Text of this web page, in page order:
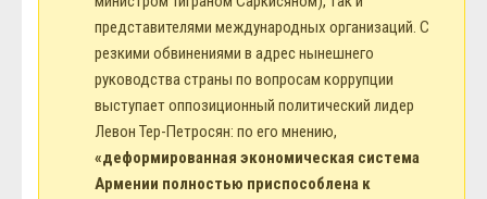
представителями международных организаций. С
резкими обвинениями в адрес нынешнего
руководства страны по вопросам коррупции
выступает оппозиционный политический лидер
Левон Тер-Петросян: по его мнению,
«деформированная экономическая система
Армении полностью приспособлена к